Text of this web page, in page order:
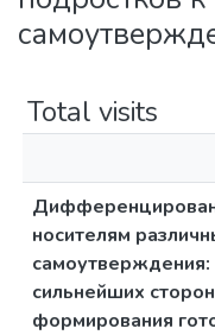
Total visits
носителям
сильнейших
формирования